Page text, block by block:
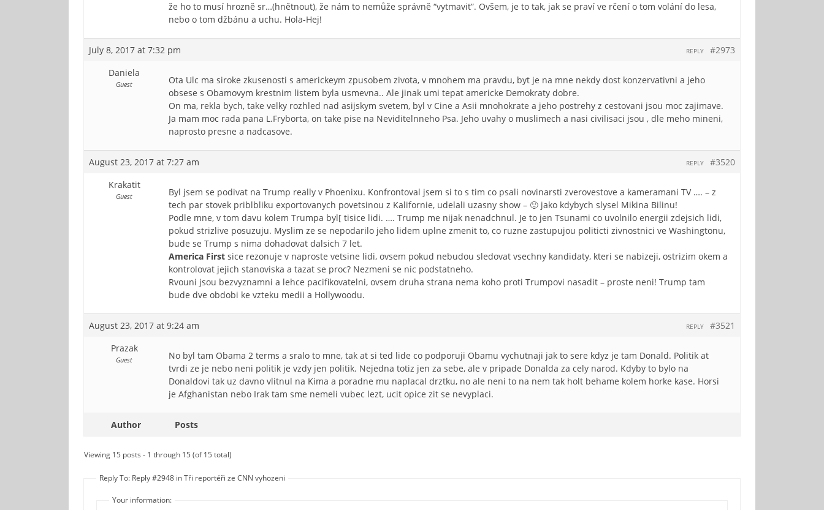
že ho to musí hrozně sr…(hnětnout), že nám to nemůže správně “vytmavit”. Ovšem, je to tak, jak se praví ve rčení o tom volání do lesa,
nebo o tom džbánu a uchu. Hola-Hej!
July 8, 2017 at 7:32 pm #2973
REPLY
Daniela
Guest
Ota Ulc ma siroke zkusenosti s americkeym zpusobem zivota, v mnohem ma pravdu, byt je na mne nekdy dost konzervativni a jeho
obsese s Obamovym krestnim listem byla usmevna.. Ale jinak umi tepat americke Demokraty dobre.
On ma, rekla bych, take velky rozhled nad asijskym svetem, byl v Cine a Asii mnohokrate a jeho postrehy z cestovani jsou moc zajimave.
Ja mam moc rada pana L.Fryborta, on take pise na Neviditelnneho Psa. Jeho uvahy o muslimech a nasi civilisaci jsou , dle meho mineni,
naprosto presne a nadcasove.
August 23, 2017 at 7:27 am #3520
REPLY
Krakatit
Guest
Byl jsem se podivat na Trump really v Phoenixu. Konfrontoval jsem si to s tim co psali novinarsti zverovestove a kameramani TV …. – z
tech par stovek priblbliku exportovanych povetsinou z Kalifornie, udelali uzasny show – 🙂 jako kdybych slysel Mikina Bilinu!
Podle mne, v tom davu kolem Trumpa byl[ tisice lidi. …. Trump me nijak nenadchnul. Je to jen Tsunami co uvolnilo energii zdejsich lidi,
pokud strizlive posuzuju. Myslim ze se nepodarilo jeho lidem uplne zmenit to, co ruzne zastupujou politicti zivnostnici ve Washingtonu,
bude se Trump s nima dohadovat dalsich 7 let.
America First sice rezonuje v naproste vetsine lidi, ovsem pokud nebudou sledovat vsechny kandidaty, kteri se nabizeji, ostrizim okem a
kontrolovat jejich stanoviska a tazat se proc? Nezmeni se nic podstatneho.
Rvouni jsou bezvyznamni a lehce pacifikovatelni, ovsem druha strana nema koho proti Trumpovi nasadit – proste neni! Trump tam
bude dve obdobi ke vzteku medii a Hollywoodu.
August 23, 2017 at 9:24 am #3521
REPLY
Prazak
Guest
No byl tam Obama 2 terms a sralo to mne, tak at si ted lide co podporuji Obamu vychutnaji jak to sere kdyz je tam Donald. Politik at
tvrdi ze je nebo neni politik je vzdy jen politik. Nejedna totiz jen za sebe, ale v pripade Donalda za cely narod. Kdyby to bylo na
Donaldovi tak uz davno vlitnul na Kima a poradne mu naplacal drztku, no ale neni to na nem tak holt behame kolem horke kase. Horsi
je Afghanistan nebo Irak tam sme nemeli vubec lezt, ucit opice zit se nevyplaci.
Author Posts
Viewing 15 posts - 1 through 15 (of 15 total)
Reply To: Reply #2948 in Tři reportéři ze CNN vyhozeni
Your information: